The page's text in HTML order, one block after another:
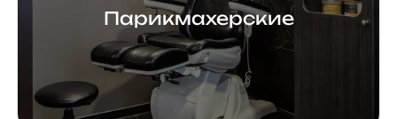
Парикмахерские